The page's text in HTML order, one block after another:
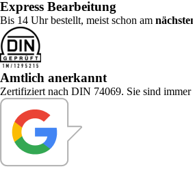
Express Bearbeitung
Bis 14 Uhr bestellt, meist schon am
Amtlich anerkannt
Zertifiziert nach DIN 74069. Sie sind immer